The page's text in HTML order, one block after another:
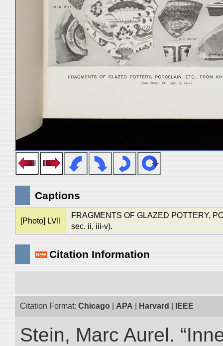
Captions
[Photo] LVII
FRAGMENTS OF GLAZED POTTERY,
sec. ii, iii-v).
Citation Information
Citation Format: Chicago APA Harvard IEEE
Stein, Marc Aurel.